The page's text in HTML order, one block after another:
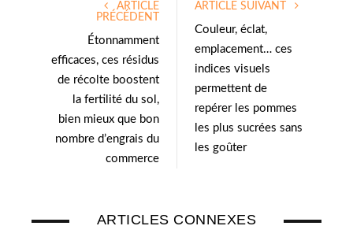
t
r
e
I
ARTICLE
PRÉCÉDENT
Étonnamment
efficaces, ces résidus
de récolte boostent
la fertilité du sol,
bien mieux que bon
nombre d’engrais du
commerce
ARTICLE SUIVANT
Couleur, éclat,
emplacement… ces
indices visuels
permettent de
repérer les pommes
les plus sucrées sans
les goûter
ARTICLES CONNEXES